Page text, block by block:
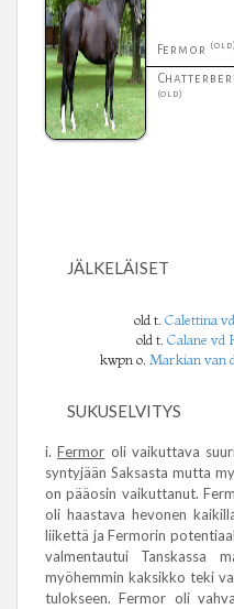
Fermor (old)
(old)
JÄLKELÄISET
old t. Calettina
old t. Calane vd
kwpn o. Markian van
SUKUSELVITYS
i.Fermor oli vaikuttava
syntyjään Saksasta mutta
on pääosin vaikuttanut.
oli haastava hevonen
liikettä ja Fermorin
valmentautui Tanskassa
myöhemmin kaksikko teki
tulokseen. Fermor oli